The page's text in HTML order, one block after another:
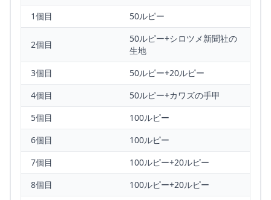
1個目
50ルピー
2個目
50ルピー+シロツメ新聞社の
生地
3個目
50ルピー+20ルピー
4個目
50ルピー+カワズの手甲
5個目
100ルピー
6個目
100ルピー
7個目
100ルピー+20ルピー
8個目
100ルピー+20ルピー